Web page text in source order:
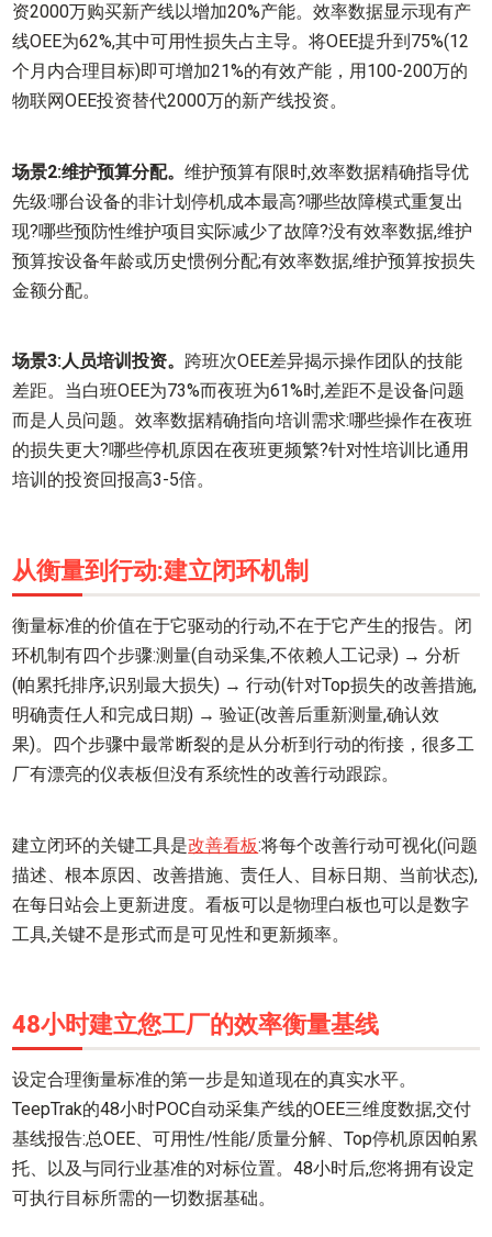
资2000万购买新产线以增加20%产能。效率数据显示现有产
线OEE为62%,其中可用性损失占主导。将OEE提升到75%(12
个月内合理目标)即可增加21%的有效产能，用100-200万的
物联网OEE投资替代2000万的新产线投资。
场景2:维护预算分配。维护预算有限时,效率数据精确指导优
先级:哪台设备的非计划停机成本最高?哪些故障模式重复出
现?哪些预防性维护项目实际减少了故障?没有效率数据,维护
预算按设备年龄或历史惯例分配;有效率数据,维护预算按损失
金额分配。
场景3:人员培训投资。 跨班次OEE差异揭示操作团队的技能
差距。当白班OEE为73%而夜班为61%时,差距不是设备问题
而是人员问题。效率数据精确指向培训需求:哪些操作在夜班
的损失更大?哪些停机原因在夜班更频繁?针对性培训比通用
培训的投资回报高3-5倍。
从衡量到行动:建立闭环机制
衡量标准的价值在于它驱动的行动,不在于它产生的报告。闭
环机制有四个步骤:测量(自动采集,不依赖人工记录) → 分析
(帕累托排序,识别最大损失) → 行动(针对Top损失的改善措施,
明确责任人和完成日期) → 验证(改善后重新测量,确认效
果)。四个步骤中最常断裂的是从分析到行动的衔接，很多工
厂有漂亮的仪表板但没有系统性的改善行动跟踪。
建立闭环的关键工具是改善看板:将每个改善行动可视化(问题
描述、根本原因、改善措施、责任人、目标日期、当前状态),
在每日站会上更新进度。看板可以是物理白板也可以是数字
工具,关键不是形式而是可见性和更新频率。
48小时建立您工厂的效率衡量基线
设定合理衡量标准的第一步是知道现在的真实水平。
TeepTrak的48小时POC自动采集产线的OEE三维度数据,交付
基线报告:总OEE、可用性/性能/质量分解、Top停机原因帕累
托、以及与同行业基准的对标位置。48小时后,您将拥有设定
可执行目标所需的一切数据基础。